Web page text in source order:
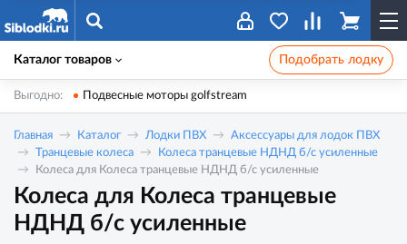
Каталог товаров Подобрать лодку
Выгодно: Подвесные моторы golfstream
Главная Каталог Лодки ПВХ
Аксессуары для лодок ПВХ
Транцевые колеса
Колеса транцевые НДНД б/с усиленные
Колеса для Колеса транцевые НДНД б/с усиленные
Колеса для Колеса транцевые
НДНД б/с усиленные